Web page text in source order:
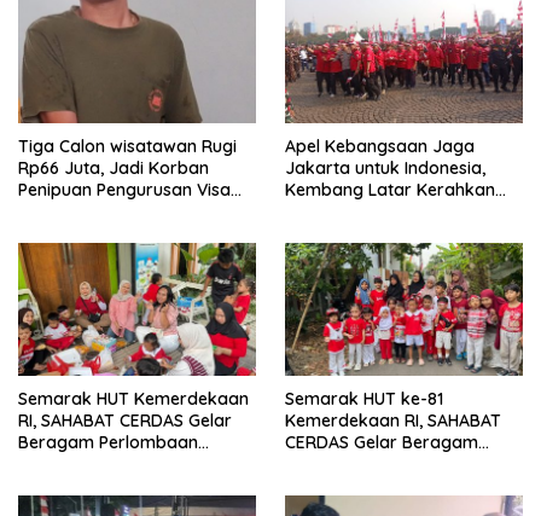
Tiga Calon wisatawan Rugi
Rp66 Juta, Jadi Korban
Penipuan Pengurusan Visa
Apel Kebangsaan Jaga
Jakarta untuk Indonesia,
Kembang Latar Kerahkan
Semarak HUT Kemerdekaan
RI, SAHABAT CERDAS Gelar
Beragam Perlombaan
Semarak HUT ke-81
Kemerdekaan RI, SAHABAT
CERDAS Gelar Beragam